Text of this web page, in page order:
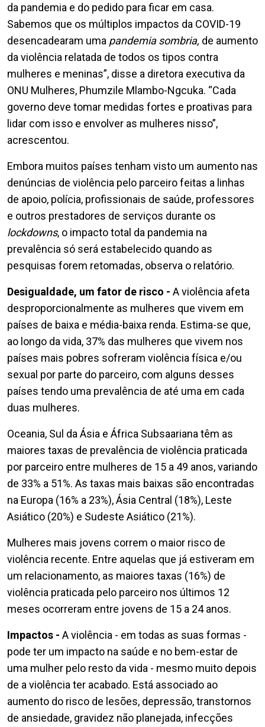
da pandemia e do pedido para ficar em casa.
Sabemos que os múltiplos impactos da COVID-19
desencadearam uma pandemia sombria, de aumento
da violência relatada de todos os tipos contra
mulheres e meninas”, disse a diretora executiva da
ONU Mulheres, Phumzile Mlambo-Ngcuka. “Cada
governo deve tomar medidas fortes e proativas para
lidar com isso e envolver as mulheres nisso”,
acrescentou.
Embora muitos países tenham visto um aumento nas
denúncias de violência pelo parceiro feitas a linhas
de apoio, polícia, profissionais de saúde, professores
e outros prestadores de serviços durante os
lockdowns, o impacto total da pandemia na
prevalência só será estabelecido quando as
pesquisas forem retomadas, observa o relatório.
Desigualdade, um fator de risco - A violência afeta
desproporcionalmente as mulheres que vivem em
países de baixa e média-baixa renda. Estima-se que,
ao longo da vida, 37% das mulheres que vivem nos
países mais pobres sofreram violência física e/ou
sexual por parte do parceiro, com alguns desses
países tendo uma prevalência de até uma em cada
duas mulheres.
Oceania, Sul da Ásia e África Subsaariana têm as
maiores taxas de prevalência de violência praticada
por parceiro entre mulheres de 15 a 49 anos, variando
de 33% a 51%. As taxas mais baixas são encontradas
na Europa (16% a 23%), Ásia Central (18%), Leste
Asiático (20%) e Sudeste Asiático (21%).
Mulheres mais jovens correm o maior risco de
violência recente. Entre aquelas que já estiveram em
um relacionamento, as maiores taxas (16%) de
violência praticada pelo parceiro nos últimos 12
meses ocorreram entre jovens de 15 a 24 anos.
Impactos - A violência - em todas as suas formas -
pode ter um impacto na saúde e no bem-estar de
uma mulher pelo resto da vida - mesmo muito depois
de a violência ter acabado. Está associado ao
aumento do risco de lesões, depressão, transtornos
de ansiedade, gravidez não planejada, infecções